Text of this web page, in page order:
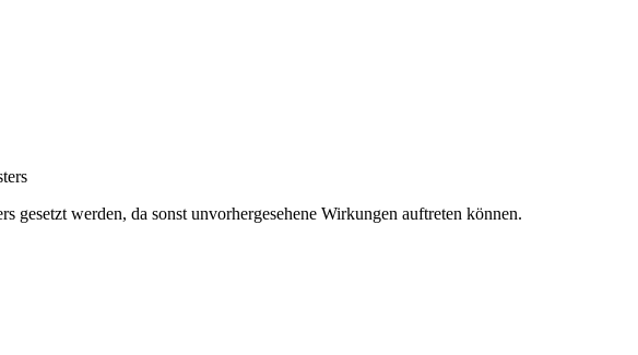
gesetzt werden, da sonst unvorhergesehene Wirkungen auftreten können.